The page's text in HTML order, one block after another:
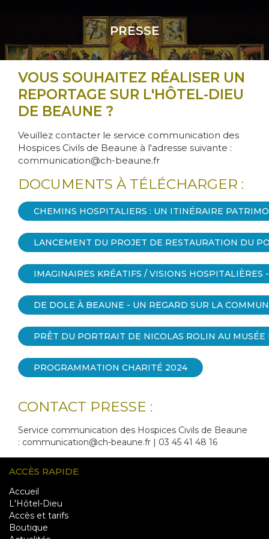
principal
PRESSE
Body
VOUS SOUHAITEZ RÉALISER UN
REPORTAGE SUR L'HÔTEL-DIEU
DE BEAUNE ?
Veuillez contacter le service communication des
Hospices Civils de Beaune à l'adresse suivante :
communication@ch-beaune.fr
DOCUMENTS À TÉLÉCHARGER :
CHEMINS HOSPITALIERS : UN ITINÉRAIRE
LANCEMENT DU PROJET DE RESTAURATION DU
IMAGINAIRES KRÉATIFS / VISIONS HOSPITALIÈRES
DE DOLE À BEAUNE - UN REGARD SUR LA
PRÊT DU PORTRAIT DE NICOLAS ROLIN AU MUSÉE
PROGRAMMATION CHARITÉ 2024
CONTACT PRESSE :
Service communication des Hospices Civils de Beaune
: communication@ch-beaune.fr | 03 45 41 48 16
ACCÈS RAPIDE
MAIN
NAVIGATION
Accueil
L'Hôtel-Dieu
Accès et tarifs
Boutique